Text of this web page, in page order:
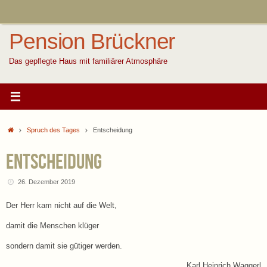
Pension Brückner
Das gepflegte Haus mit familiärer Atmosphäre
StartSpruch des Tages Entscheidung
Entscheidung
26. Dezember 2019
Der Herr kam nicht auf die Welt,
damit die Menschen klüger
sondern damit sie gütiger werden.